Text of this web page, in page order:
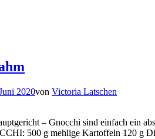
2020von Victoria Latschen
– Gnocchi sind einfach ein
500 g mehlige Kartoffeln 120 g